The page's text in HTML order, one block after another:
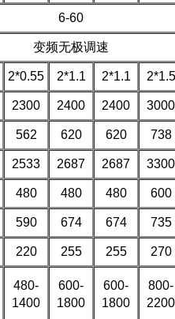
6-60
变频无极调速
2*0.55 2*1.1 2*1.1 2*1.5
2300 2400 2400 3000
562 620 620 738
2533 2687 2687 3300
480 480 480 600
590 674 674 735
220 255 255
270
480-
1400
600-
1800
600-
1800
800-
2200